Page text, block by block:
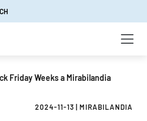
Friday Weeks a Mirabilandia
2024-11-13 MIRABILANDIA